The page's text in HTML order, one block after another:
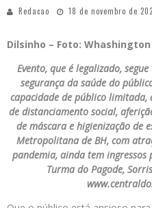
Redacao 18 de novembro de
Dilsinho – Foto:
Evento, que é legalizado,
segurança da saúde do
capacidade de público
de distanciamento social,
de máscara e higienização de
Metropolitana de BH, com
pandemia, ainda tem ingressos
Turma do Pagode,